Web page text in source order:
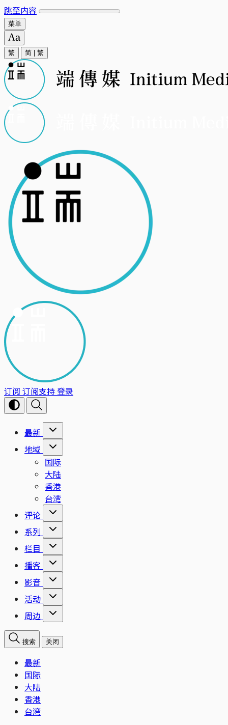
跳至内容
菜单
繁 简 繁
订阅 订阅支持登录
最新
地域
国际
大陆
香港
台湾
评论
系列
栏目
播客
影音
活动
周边
搜索 关闭
最新
国际
大陆
香港
台湾